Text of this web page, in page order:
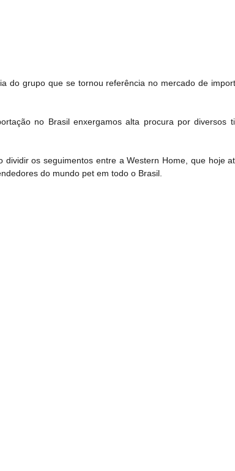
do grupo que se tornou referência no mercado de
no Brasil enxergamos alta procura por diversos
os seguimentos entre a Western Home, que hoje
do mundo pet em todo o Brasil.